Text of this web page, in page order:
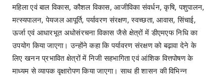
महिला एवं बाल विकास, कौशल विकास, आजीविका संवर्धन, कृषि, पशुपालन,
मत्स्यपालन, पेयजल आपूर्ति, पर्यावरण संरक्षण, स्वच्छता, आवास, सिंचाई,
ऊर्जा एवं आधारभूत अधोसंरचना विकास जैसे क्षेत्रों में डीएमएफ निधि का
उपयोग किया जाएगा। उन्होंने कहा कि पर्यावरण संरक्षण को बढ़ावा देने के
लिए खनन प्रभावित क्षेत्रों में निजी सहभागिता एवं आंशिक वित्तपोषण के
माध्यम से व्यापक वृक्षारोपण किया जाएगा। साथ ही शासन की विभिन्न